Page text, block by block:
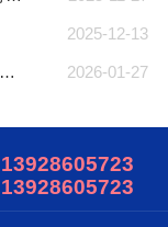
2025-12-13
2026-01-27
时间储存羽绒服吗?23年工厂专业解答
13928605723
13928605723